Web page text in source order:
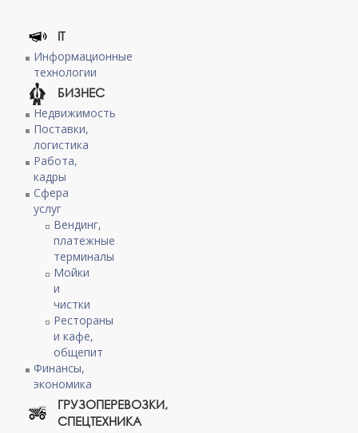
IT
Информационные
технологии
БИЗНЕС
Недвижимость
Поставки,
логистика
Работа,
кадры
Сфера
услуг
Вендинг,
платежные
терминалы
Мойки
и
чистки
Рестораны
и кафе,
общепит
Финансы,
экономика
ГРУЗОПЕРЕВОЗКИ,
СПЕЦТЕХНИКА